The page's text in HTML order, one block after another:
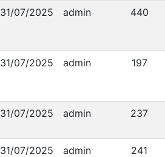
31/07/2025 admin 440
31/07/2025 admin 197
31/07/2025 admin 237
31/07/2025 admin 241